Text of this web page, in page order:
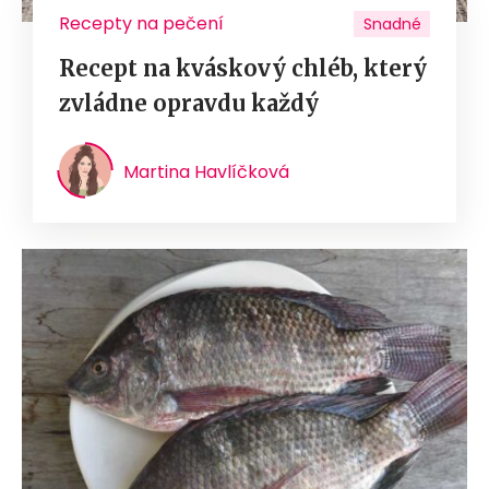
Recepty na pečení Snadné
Recept na kváskový chléb, který
zvládne opravdu každý
Martina Havlíčková